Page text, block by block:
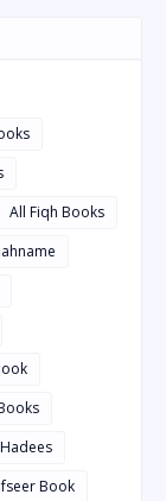
All Fiqh Books
Book